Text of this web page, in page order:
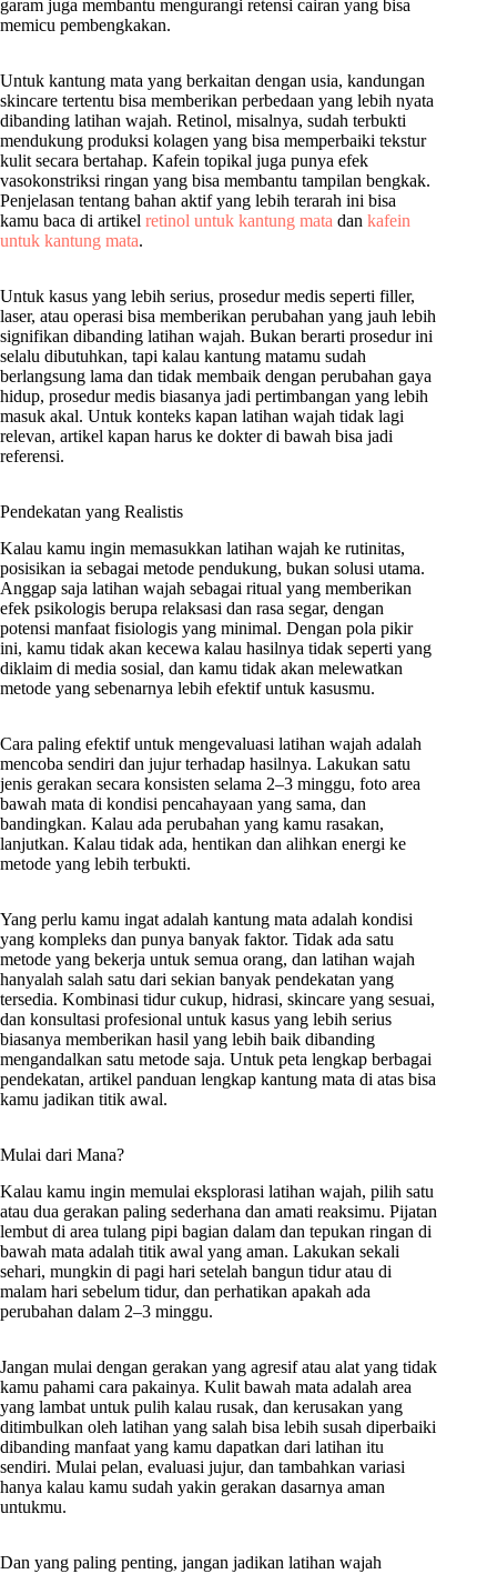
garam juga membantu mengurangi retensi cairan yang bisa
memicu pembengkakan.
Untuk kantung mata yang berkaitan dengan usia, kandungan
skincare tertentu bisa memberikan perbedaan yang lebih nyata
dibanding latihan wajah. Retinol, misalnya, sudah terbukti
mendukung produksi kolagen yang bisa memperbaiki tekstur
kulit secara bertahap. Kafein topikal juga punya efek
vasokonstriksi ringan yang bisa membantu tampilan bengkak.
Penjelasan tentang bahan aktif yang lebih terarah ini bisa
kamu baca di artikel retinol untuk kantung mata dan kafein
untuk kantung mata.
Untuk kasus yang lebih serius, prosedur medis seperti filler,
laser, atau operasi bisa memberikan perubahan yang jauh lebih
signifikan dibanding latihan wajah. Bukan berarti prosedur ini
selalu dibutuhkan, tapi kalau kantung matamu sudah
berlangsung lama dan tidak membaik dengan perubahan gaya
hidup, prosedur medis biasanya jadi pertimbangan yang lebih
masuk akal. Untuk konteks kapan latihan wajah tidak lagi
relevan, artikel kapan harus ke dokter di bawah bisa jadi
referensi.
Pendekatan yang Realistis
Kalau kamu ingin memasukkan latihan wajah ke rutinitas,
posisikan ia sebagai metode pendukung, bukan solusi utama.
Anggap saja latihan wajah sebagai ritual yang memberikan
efek psikologis berupa relaksasi dan rasa segar, dengan
potensi manfaat fisiologis yang minimal. Dengan pola pikir
ini, kamu tidak akan kecewa kalau hasilnya tidak seperti yang
diklaim di media sosial, dan kamu tidak akan melewatkan
metode yang sebenarnya lebih efektif untuk kasusmu.
Cara paling efektif untuk mengevaluasi latihan wajah adalah
mencoba sendiri dan jujur terhadap hasilnya. Lakukan satu
jenis gerakan secara konsisten selama 2–3 minggu, foto area
bawah mata di kondisi pencahayaan yang sama, dan
bandingkan. Kalau ada perubahan yang kamu rasakan,
lanjutkan. Kalau tidak ada, hentikan dan alihkan energi ke
metode yang lebih terbukti.
Yang perlu kamu ingat adalah kantung mata adalah kondisi
yang kompleks dan punya banyak faktor. Tidak ada satu
metode yang bekerja untuk semua orang, dan latihan wajah
hanyalah salah satu dari sekian banyak pendekatan yang
tersedia. Kombinasi tidur cukup, hidrasi, skincare yang sesuai,
dan konsultasi profesional untuk kasus yang lebih serius
biasanya memberikan hasil yang lebih baik dibanding
mengandalkan satu metode saja. Untuk peta lengkap berbagai
pendekatan, artikel panduan lengkap kantung mata di atas bisa
kamu jadikan titik awal.
Mulai dari Mana?
Kalau kamu ingin memulai eksplorasi latihan wajah, pilih satu
atau dua gerakan paling sederhana dan amati reaksimu. Pijatan
lembut di area tulang pipi bagian dalam dan tepukan ringan di
bawah mata adalah titik awal yang aman. Lakukan sekali
sehari, mungkin di pagi hari setelah bangun tidur atau di
malam hari sebelum tidur, dan perhatikan apakah ada
perubahan dalam 2–3 minggu.
Jangan mulai dengan gerakan yang agresif atau alat yang tidak
kamu pahami cara pakainya. Kulit bawah mata adalah area
yang lambat untuk pulih kalau rusak, dan kerusakan yang
ditimbulkan oleh latihan yang salah bisa lebih susah diperbaiki
dibanding manfaat yang kamu dapatkan dari latihan itu
sendiri. Mulai pelan, evaluasi jujur, dan tambahkan variasi
hanya kalau kamu sudah yakin gerakan dasarnya aman
untukmu.
Dan yang paling penting, jangan jadikan latihan wajah